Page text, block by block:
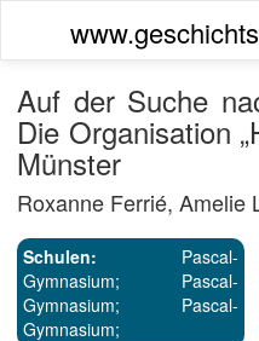
Auf der Suche
Die Organisation
Münster
Roxanne Ferrié, Amelie
Schulen: Pascal-
Gymnasium; Pascal-
Gymnasium; Pascal-
Gymnasium;